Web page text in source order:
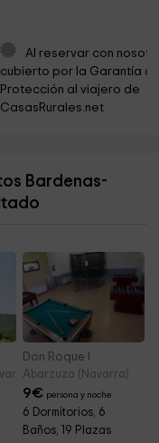
3,5 km
3,6 km
Al reservar con
cubierto por la Garantía
Protección al viajero de
CasasRurales.net
Bardenas-
Don Roque I
Abarzuza (Navarra)
9€ persona y noche
6 Dormitorios, 6
Baños, 19 Plazas